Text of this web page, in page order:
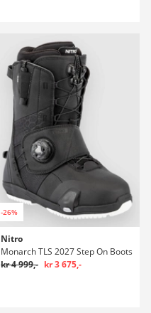
-26%
Nitro
Monarch TLS 2027 Step On Boots
kr 4 999,- kr 3 675,-